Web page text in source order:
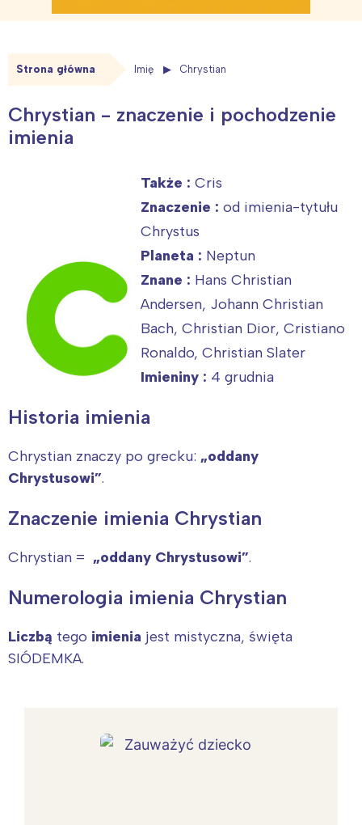
Strona główna Imię Chrystian
Chrystian - znaczenie i pochodzenie
imienia
Także : Cris
Znaczenie : od imienia-tytułu
Chrystus
Planeta : Neptun
Znane : Hans Christian
Andersen, Johann Christian
Bach, Christian Dior, Cristiano
Ronaldo, Christian Slater
Imieniny : 4 grudnia
Historia imienia
Chrystian znaczy po grecku: „oddany
Chrystusowi”.
Znaczenie imienia Chrystian
Chrystian = „oddany Chrystusowi”.
Numerologia imienia Chrystian
Liczbą tego imienia jest mistyczna, święta
SIÓDEMKA.